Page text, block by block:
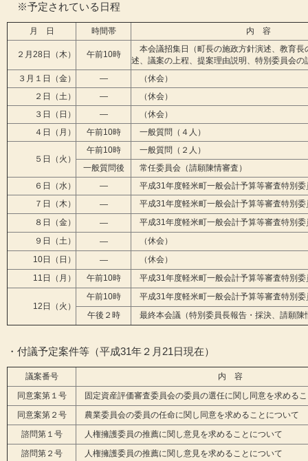
※予定されている日程
月 日 時間帯 内 容
２月28日（木） 午前10時
本会議招集日（町長の施政方針演述、教育長
述、議案の上程、提案理由説明、特別委員会の
３月１日（金）
―
（休会）
２日（土）
―
（休会）
３日（日）
―
（休会）
４日（月）
午前10時 一般質問（４人）
５日（火）
午前10時
一般質問（２人）
一般質問後
常任委員会（請願陳情審査）
６日（水）
―
平成31年度軽米町一般会計予算等審査特別委
７日（木）
―
平成31年度軽米町一般会計予算等審査特別委
８日（金）
―
平成31年度軽米町一般会計予算等審査特別委
９日（土）
―
（休会）
10日（日）
―
（休会）
11日（月）
午前10時 平成31年度軽米町一般会計予算等審査特別委
12日（火）
午前10時
平成31年度軽米町一般会計予算等審査特別委
午後２時
最終本会議（特別委員長報告・採決、請願陳
・付議予定案件等（平成31年２月21日現在）
議案番号
内 容
同意案第１号
固定資産評価審査委員会の委員の選任に関し同意を求める
同意案第２号
農業委員会の委員の任命に関し同意を求めることについて
諮問第１号
人権擁護委員の推薦に関し意見を求めることについて
諮問第２号
人権擁護委員の推薦に関し意見を求めることについて